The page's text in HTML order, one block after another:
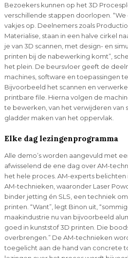
Bezoekers kunnen op het 3D
verschillende stappen doorlopen.
vakjes op. Deelnemers zoals
Materialise, staan in een halve cirkel
je van 3D scannen, met design- en
printen bij de nabewerking komt”,
het plein. De beursvloer geeft de
machines, software en toepassingen
Bijvoorbeeld het scannen en
printbare file. Hierna volgen de
te bewerken, van het verwijderen van
gladder maken van het oppervlak.
Elke dag lezingenprogramma
Alle demo’s worden aangevuld met
afwisselend de ene dag over AM-
het hele proces. AM-experts belichten
AM-technieken, waaronder Laser
binder jetting én SLS, een techniek
printen. “Want”, legt Binon uit,
maakindustrie nu van bijvoorbeeld
goed in kunststof 3D printen. Die
overbrengen.” De AM-technieken
toegelicht aan de hand van concrete